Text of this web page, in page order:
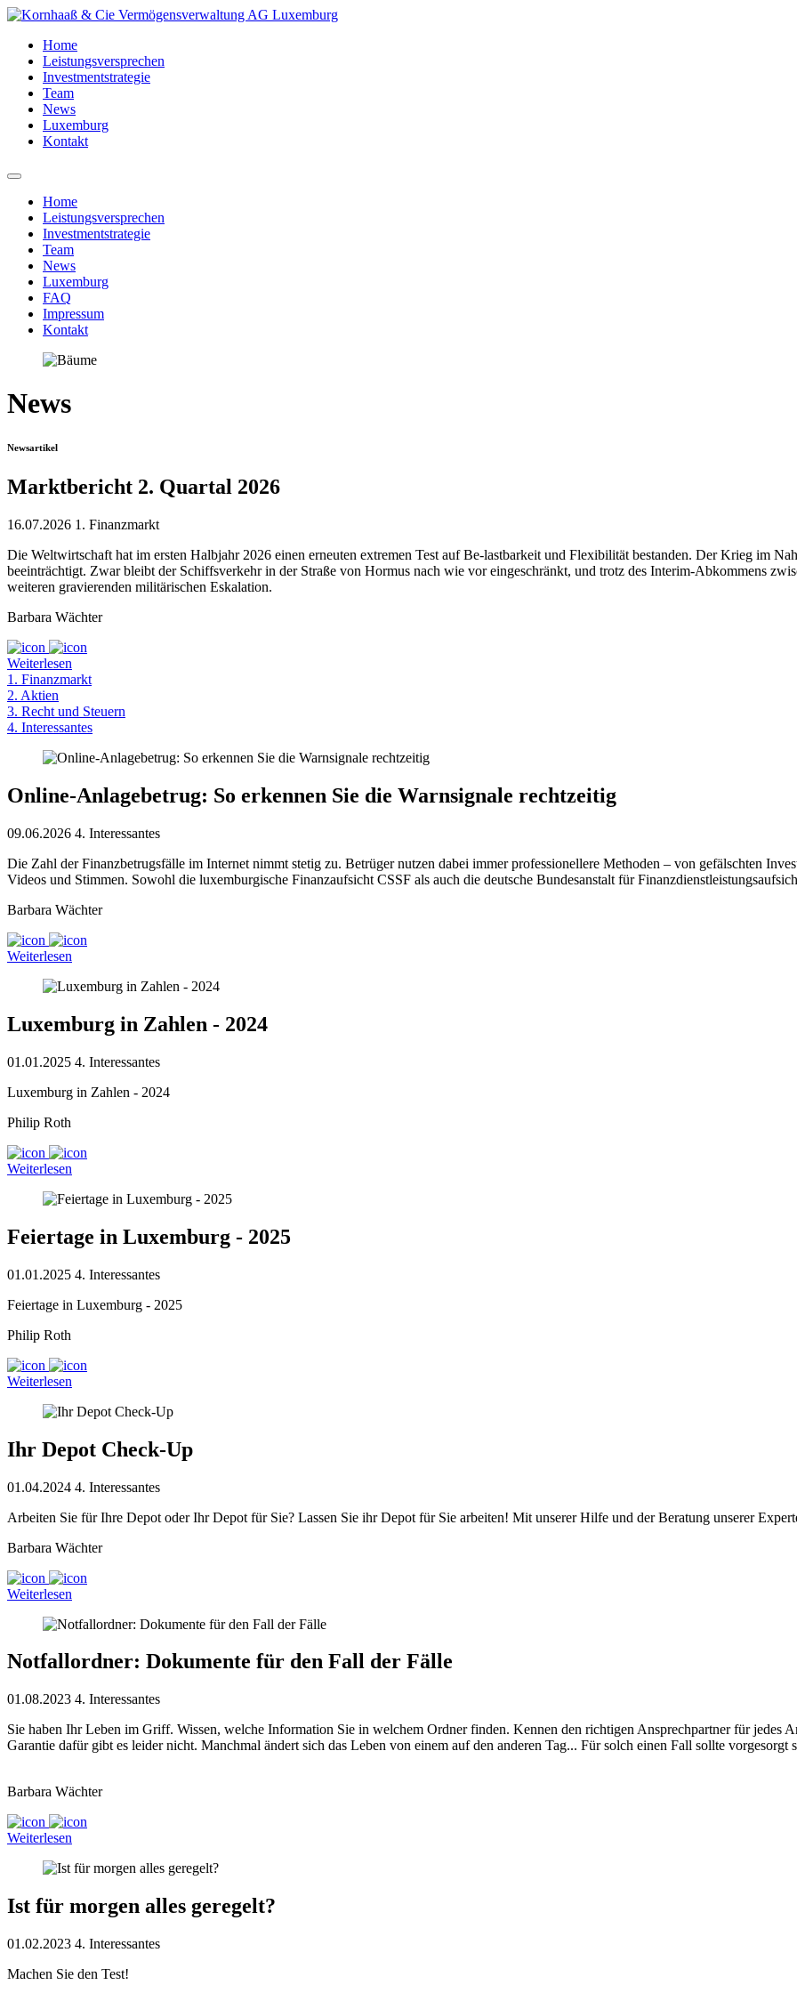
Home
Leistungsversprechen
Investmentstrategie
Team
News
Luxemburg
Kontakt
Home
Leistungsversprechen
Investmentstrategie
Team
News
Luxemburg
FAQ
Impressum
Kontakt
News
Newsartikel
Marktbericht 2. Quartal 2026
16.07.2026 1. Finanzmarkt
Die Weltwirtschaft hat im ersten Halbjahr 2026 einen erneuten extremen Test auf Be-lastbarkeit und Flexibilität bestanden. Der Krieg im
beeinträchtigt. Zwar bleibt der Schiffsverkehr in der Straße von Hormus nach wie vor eingeschränkt, und trotz des Interim-Abkommens
weiteren gravierenden militärischen Eskalation.
Barbara Wächter
Weiterlesen
1. Finanzmarkt
2. Aktien
3. Recht und Steuern
4. Interessantes
Online-Anlagebetrug: So erkennen Sie die Warnsignale rechtzeitig
09.06.2026 4. Interessantes
Die Zahl der Finanzbetrugsfälle im Internet nimmt stetig zu. Betrüger nutzen dabei immer professionellere Methoden – von gefälschten
Videos und Stimmen. Sowohl die luxemburgische Finanzaufsicht CSSF als auch die deutsche Bundesanstalt für
Barbara Wächter
Weiterlesen
Luxemburg in Zahlen - 2024
01.01.2025 4. Interessantes
Luxemburg in Zahlen - 2024
Philip Roth
Weiterlesen
Feiertage in Luxemburg - 2025
01.01.2025 4. Interessantes
Feiertage in Luxemburg - 2025
Philip Roth
Weiterlesen
Ihr Depot Check-Up
01.04.2024 4. Interessantes
Arbeiten Sie für Ihre Depot oder Ihr Depot für Sie? Lassen Sie ihr Depot für Sie arbeiten! Mit unserer Hilfe und der Beratung unserer
Barbara Wächter
Weiterlesen
Notfallordner: Dokumente für den Fall der Fälle
01.08.2023 4. Interessantes
Sie haben Ihr Leben im Griff. Wissen, welche Information Sie in welchem Ordner finden. Kennen den richtigen Ansprechpartner für jedes
Garantie dafür gibt es leider nicht. Manchmal ändert sich das Leben von einem auf den anderen Tag... Für solch einen Fall sollte vorgesorgt
Barbara Wächter
Weiterlesen
Ist für morgen alles geregelt?
01.02.2023 4. Interessantes
Machen Sie den Test!